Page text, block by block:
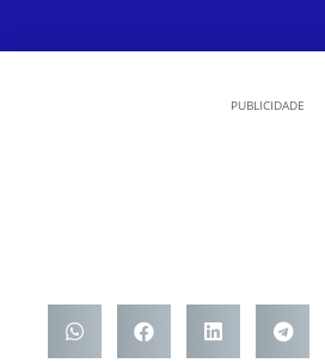
PUBLICIDADE